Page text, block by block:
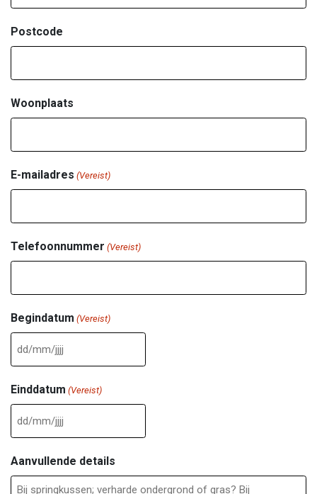
Postcode
Woonplaats
E-mailadres (Vereist)
Telefoonnummer (Vereist)
Begindatum (Vereist)
DD
MM
slash
JJJJ
Einddatum (Vereist)
DD
MM
Aanvullende details